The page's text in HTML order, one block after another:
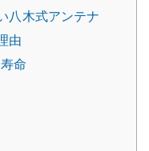
八木式アンテナ
由
命